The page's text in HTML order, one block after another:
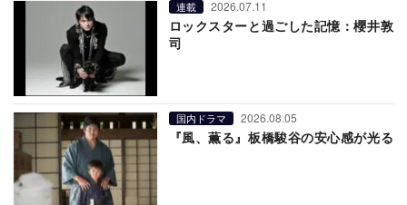
連載 2026.07.11
ロックスターと過ごした記憶：櫻井敦
司
国内ドラマ 2026.08.05
『風、薫る』板橋駿谷の安心感が光る